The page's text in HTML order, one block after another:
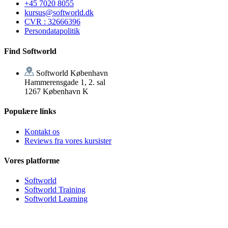
+45 7020 8055
kursus@softworld.dk
CVR : 32666396
Persondatapolitik
Find Softworld
Softworld København
Hammerensgade 1, 2. sal
1267 København K
Populære links
Kontakt os
Reviews fra vores kursister
Vores platforme
Softworld
Softworld Training
Softworld Learning